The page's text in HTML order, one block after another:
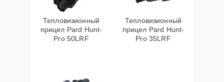
Тепловизионный
прицел Pard Hunt-
Pro 50LRF
Тепловизионный
прицел Pard Hunt-
Pro 35LRF